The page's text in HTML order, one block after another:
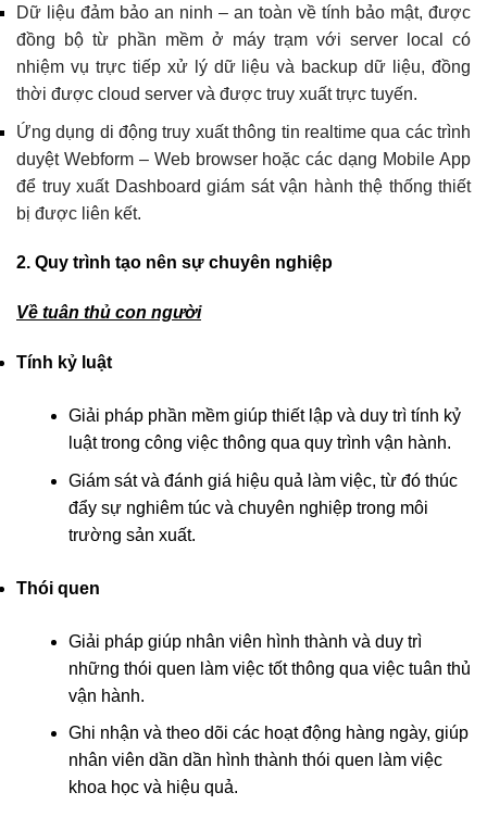
Dữ liệu đảm bảo an ninh – an toàn về tính bảo mật, được
đồng bộ từ phần mềm ở máy trạm với server local có
nhiệm vụ trực tiếp xử lý dữ liệu và backup dữ liệu, đồng
thời được cloud server và được truy xuất trực tuyến.
Ứng dụng di động truy xuất thông tin realtime qua các trình
duyệt Webform – Web browser hoặc các dạng Mobile App
để truy xuất Dashboard giám sát vận hành thệ thống thiết
bị được liên kết.
2. Quy trình tạo nên sự chuyên nghiệp
Về tuân thủ con người
Tính kỷ luật
Giải pháp phần mềm giúp thiết lập và duy trì tính kỷ
luật trong công việc thông qua quy trình vận hành.
Giám sát và đánh giá hiệu quả làm việc, từ đó thúc
đẩy sự nghiêm túc và chuyên nghiệp trong môi
trường sản xuất.
Thói quen
Giải pháp giúp nhân viên hình thành và duy trì
những thói quen làm việc tốt thông qua việc tuân thủ
vận hành.
Ghi nhận và theo dõi các hoạt động hàng ngày, giúp
nhân viên dần dần hình thành thói quen làm việc
khoa học và hiệu quả.